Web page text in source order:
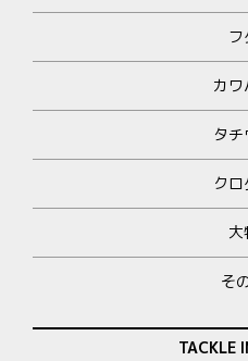
フ
カワ
タチ
クロ
大
そ
TACKLE